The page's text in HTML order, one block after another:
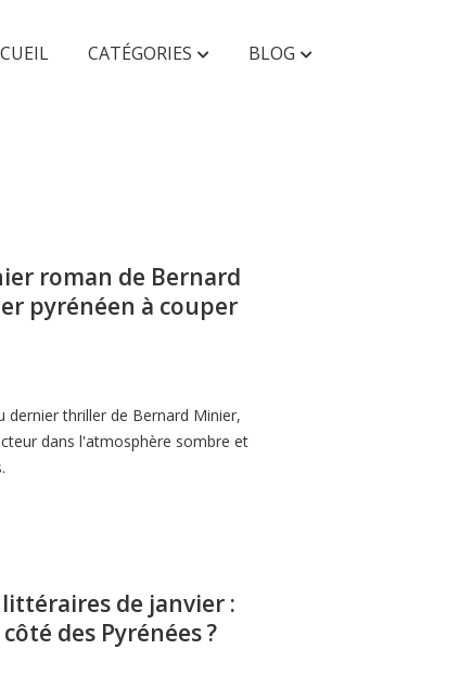
CATÉGORIES BLOG
roman de Bernard
pyrénéen à couper
dernier thriller de Bernard Minier,
dans l'atmosphère sombre et
de janvier :
des Pyrénées ?